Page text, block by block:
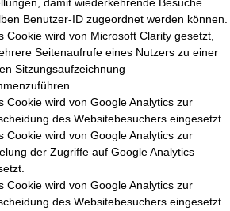
Benutzer-ID zugeordnet werden können.
Cookie wird von Microsoft Clarity gesetzt,
Seitenaufrufe eines Nutzers zu einer
Sitzungsaufzeichnung
Cookie wird von Google Analytics zur
des Websitebesuchers eingesetzt.
Cookie wird von Google Analytics zur
der Zugriffe auf Google Analytics
Cookie wird von Google Analytics zur
des Websitebesuchers eingesetzt.